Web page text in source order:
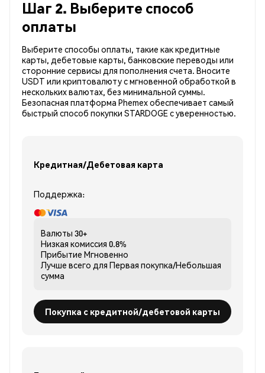
Шаг 2. Выберите способ
оплаты
Выберите способы оплаты, такие как кредитные
карты, дебетовые карты, банковские переводы или
сторонние сервисы для пополнения счета. Вносите
USDT или криптовалюту с мгновенной обработкой в
нескольких валютах, без минимальной суммы.
Безопасная платформа Phemex обеспечивает самый
быстрый способ покупки STARDOGE с уверенностью.
Кредитная/Дебетовая карта
Поддержка:
Валюты 30+
Низкая комиссия 0.8%
Прибытие Мгновенно
Лучше всего для Первая покупка/Небольшая
сумма
Покупка с кредитной/дебетовой карты